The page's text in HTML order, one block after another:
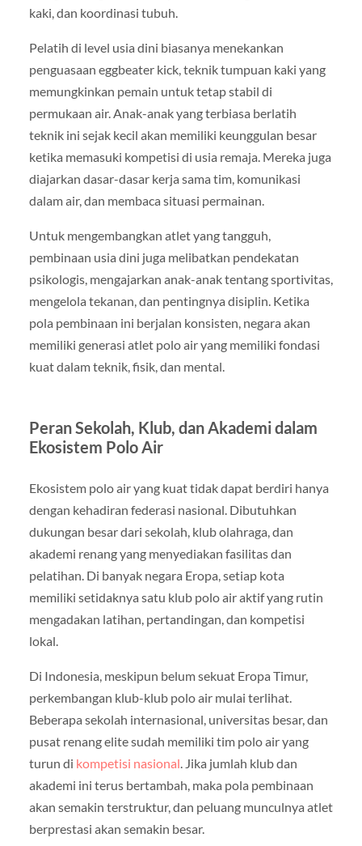
kaki, dan koordinasi tubuh.
Pelatih di level usia dini biasanya menekankan
penguasaan eggbeater kick, teknik tumpuan kaki yang
memungkinkan pemain untuk tetap stabil di
permukaan air. Anak-anak yang terbiasa berlatih
teknik ini sejak kecil akan memiliki keunggulan besar
ketika memasuki kompetisi di usia remaja. Mereka juga
diajarkan dasar-dasar kerja sama tim, komunikasi
dalam air, dan membaca situasi permainan.
Untuk mengembangkan atlet yang tangguh,
pembinaan usia dini juga melibatkan pendekatan
psikologis, mengajarkan anak-anak tentang sportivitas,
mengelola tekanan, dan pentingnya disiplin. Ketika
pola pembinaan ini berjalan konsisten, negara akan
memiliki generasi atlet polo air yang memiliki fondasi
kuat dalam teknik, fisik, dan mental.
Peran Sekolah, Klub, dan Akademi dalam
Ekosistem Polo Air
Ekosistem polo air yang kuat tidak dapat berdiri hanya
dengan kehadiran federasi nasional. Dibutuhkan
dukungan besar dari sekolah, klub olahraga, dan
akademi renang yang menyediakan fasilitas dan
pelatihan. Di banyak negara Eropa, setiap kota
memiliki setidaknya satu klub polo air aktif yang rutin
mengadakan latihan, pertandingan, dan kompetisi
lokal.
Di Indonesia, meskipun belum sekuat Eropa Timur,
perkembangan klub-klub polo air mulai terlihat.
Beberapa sekolah internasional, universitas besar, dan
pusat renang elite sudah memiliki tim polo air yang
turun di kompetisi nasional. Jika jumlah klub dan
akademi ini terus bertambah, maka pola pembinaan
akan semakin terstruktur, dan peluang munculnya atlet
berprestasi akan semakin besar.